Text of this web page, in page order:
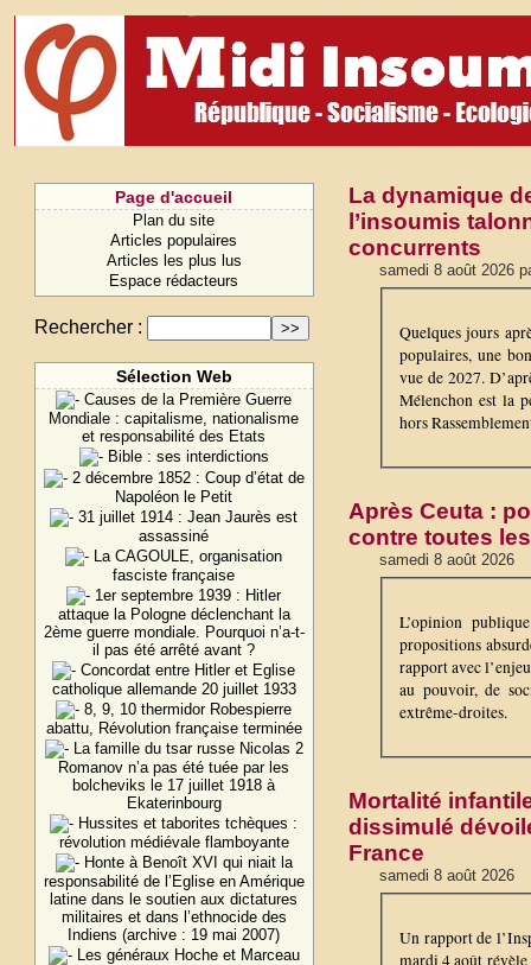
Page d'accueil
Plan du site
Articles populaires
Articles les plus lus
Espace rédacteurs
Rechercher :
Sélection Web
Causes de la Première Guerre
Mondiale : capitalisme, nationalisme
et responsabilité des Etats
Bible : ses interdictions
2 décembre 1852 : Coup d’état de
Napoléon le Petit
31 juillet 1914 : Jean Jaurès est
assassiné
La CAGOULE, organisation
fasciste française
1er septembre 1939 : Hitler
attaque la Pologne déclenchant la
2ème guerre mondiale. Pourquoi n’a-t-
il pas été arrêté avant ?
Concordat entre Hitler et Eglise
catholique allemande 20 juillet 1933
8, 9, 10 thermidor Robespierre
abattu, Révolution française terminée
La famille du tsar russe Nicolas 2
Romanov n’a pas été tuée par les
bolcheviks le 17 juillet 1918 à
Ekaterinbourg
Hussites et taborites tchèques :
révolution médiévale flamboyante
Honte à Benoît XVI qui niait la
responsabilité de l’Eglise en Amérique
latine dans le soutien aux dictatures
militaires et dans l’ethnocide des
Indiens (archive : 19 mai 2007)
Les généraux Hoche et Marceau
La dynamique
l’insoumis
concurrents
samedi 8 août 2026
Quelques jours
populaires, une
vue de 2027.
Mélenchon est la
hors
Après Ceuta :
contre toutes
samedi 8 août 2026
L’opinion
propositions
rapport avec
au pouvoir, de
extrême-droites.
Mortalité
dissimulé
France
samedi 8 août 2026
Un rapport de
mardi 4 août révèle